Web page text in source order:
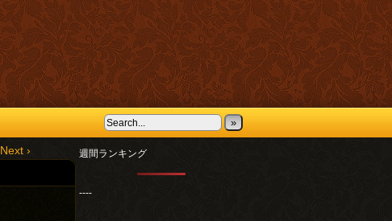
»
Next › 週間ランキング
----